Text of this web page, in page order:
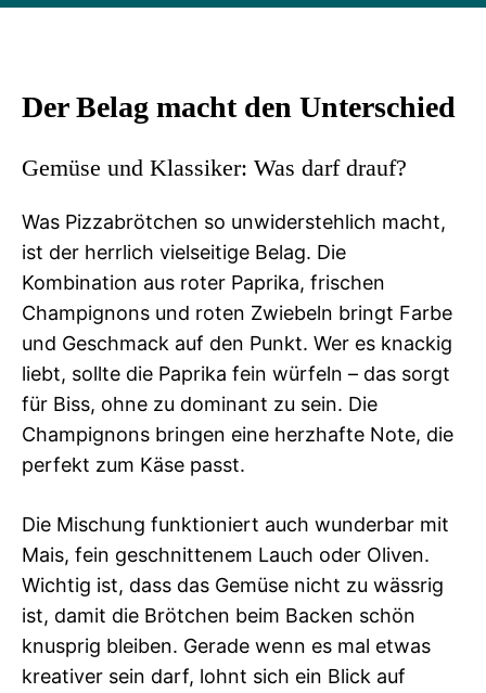
Der Belag macht den Unterschied
Gemüse und Klassiker: Was darf drauf?
Was Pizzabrötchen so unwiderstehlich macht,
ist der herrlich vielseitige Belag. Die
Kombination aus roter Paprika, frischen
Champignons und roten Zwiebeln bringt Farbe
und Geschmack auf den Punkt. Wer es knackig
liebt, sollte die Paprika fein würfeln – das sorgt
für Biss, ohne zu dominant zu sein. Die
Champignons bringen eine herzhafte Note, die
perfekt zum Käse passt.
Die Mischung funktioniert auch wunderbar mit
Mais, fein geschnittenem Lauch oder Oliven.
Wichtig ist, dass das Gemüse nicht zu wässrig
ist, damit die Brötchen beim Backen schön
knusprig bleiben. Gerade wenn es mal etwas
kreativer sein darf, lohnt sich ein Blick auf